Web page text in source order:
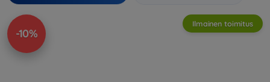
-10%
Ilmainen toimitus